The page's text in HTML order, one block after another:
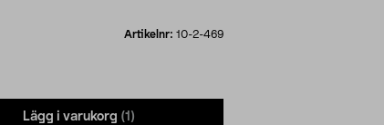
Artikelnr: 10-2-469
Lägg i varukorg (1)